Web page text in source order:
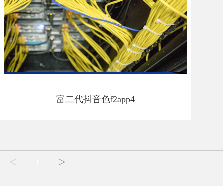
富二代抖音色f2app4
< >